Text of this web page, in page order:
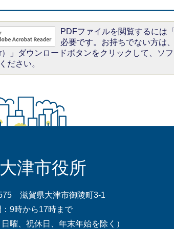
PDFファイルを閲覧するには
必要です。お持ちでない方は
）」ダウンロードボタンをクリックして、ソ
ださい。
大津市役所
滋賀県大津市御陵町3-1
：9時から17時まで
日曜、祝休日、年末年始を除く）